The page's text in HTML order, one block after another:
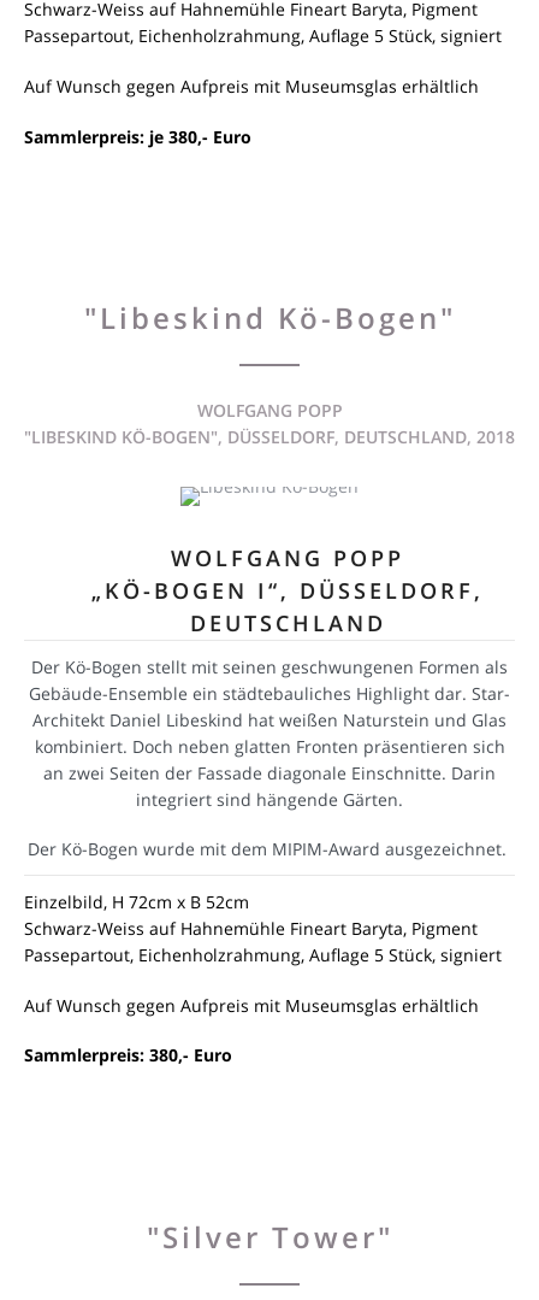
Schwarz-Weiss auf Hahnemühle Fineart Baryta, Pigment
Passepartout, Eichenholzrahmung, Auflage 5 Stück, signiert
Auf Wunsch gegen Aufpreis mit Museumsglas erhältlich
Sammlerpreis: je 380,- Euro
"Libeskind Kö-Bogen"
WOLFGANG POPP
"LIBESKIND KÖ-BOGEN", DÜSSELDORF, DEUTSCHLAND, 2018
WOLFGANG POPP
„KÖ-BOGEN I“, DÜSSELDORF,
DEUTSCHLAND
Der Kö-Bogen stellt mit seinen geschwungenen Formen als
Gebäude-Ensemble ein städtebauliches Highlight dar. Star-
Architekt Daniel Libeskind hat weißen Naturstein und Glas
kombiniert. Doch neben glatten Fronten präsentieren sich
an zwei Seiten der Fassade diagonale Einschnitte. Darin
integriert sind hängende Gärten.
Der Kö-Bogen wurde mit dem MIPIM-Award ausgezeichnet.
Einzelbild, H 72cm x B 52cm
Schwarz-Weiss auf Hahnemühle Fineart Baryta, Pigment
Passepartout, Eichenholzrahmung, Auflage 5 Stück, signiert
Auf Wunsch gegen Aufpreis mit Museumsglas erhältlich
Sammlerpreis: 380,- Euro
"Silver Tower"